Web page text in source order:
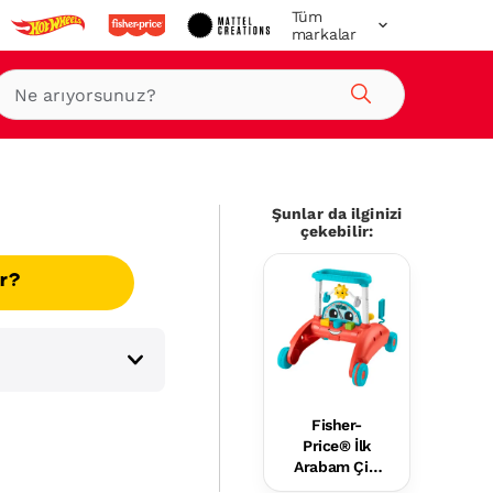
Tüm
markalar
Ara
Şunlar da ilginizi
çekebilir:
Fisher-
Price® İlk
Arabam Çift
Yönlü